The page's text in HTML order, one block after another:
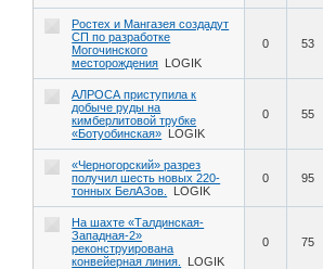
Ростех и Мангазея создадут
СП по разработке
Могочинского
месторождения LOGIK
0 53
АЛРОСА приступила к
добыче руды на
кимберлитовой трубке
«Ботуобинская» LOGIK
0 55
«Черногорский» разрез
получил шесть новых 220-
тонных БелАЗов.
LOGIK
0 95
На шахте «Талдинская-
Западная-2»
реконструирована
конвейерная линия.
LOGIK
0 75